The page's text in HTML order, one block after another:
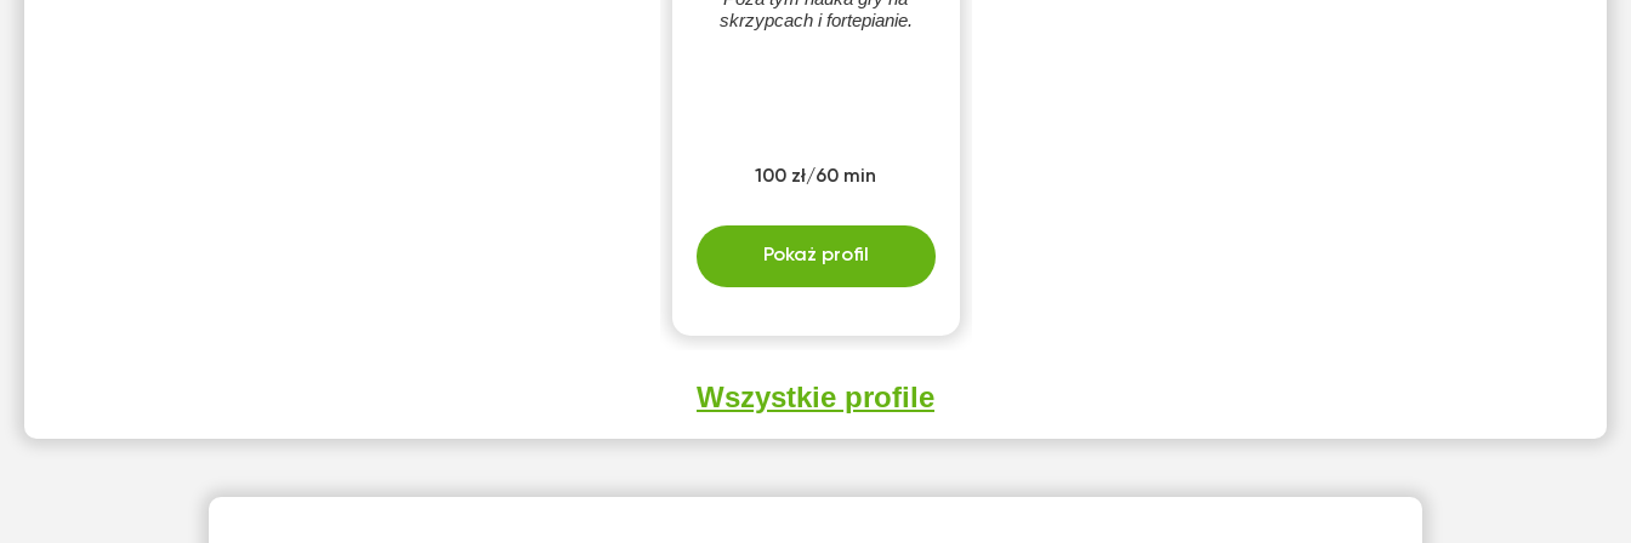
skrzypcach i fortepianie.
100 zł/60 min
Pokaż profil
Wszystkie profile